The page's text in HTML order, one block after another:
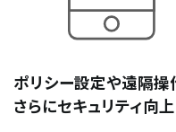
ポリシー設定や遠隔操
さらにセキュリティ向上